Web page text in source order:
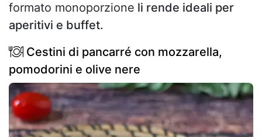
formato monoporzione li rende ideali per
aperitivi e buffet.
Cestini di pancarré con mozzarella,
pomodorini e olive nere